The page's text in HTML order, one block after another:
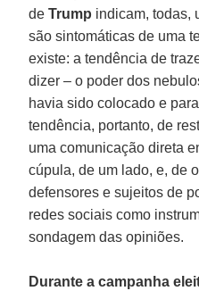
deTrump indicam, todas,
são sintomáticas de uma
existe: a tendência de
dizer – o poder dos
havia sido colocado e
tendência, portanto, de
uma comunicação direta
cúpula, de um lado, e, de
defensores e sujeitos de
redes sociais como
sondagem das opiniões.
Durante a campanha